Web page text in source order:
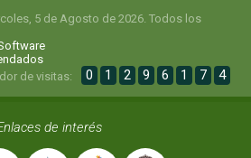
5 de Agosto de 2026. Todos los
de visitas:
0 1 2 9 6 1 7 4
de interés